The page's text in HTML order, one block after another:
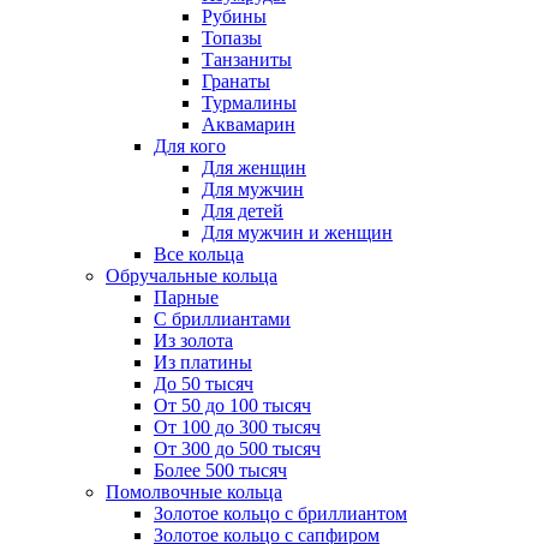
Рубины
Топазы
Танзаниты
Гранаты
Турмалины
Аквамарин
Для кого
Для женщин
Для мужчин
Для детей
Для мужчин и женщин
Все кольца
Обручальные кольца
Парные
С бриллиантами
Из золота
Из платины
До 50 тысяч
От 50 до 100 тысяч
От 100 до 300 тысяч
От 300 до 500 тысяч
Более 500 тысяч
Помолвочные кольца
Золотое кольцо с бриллиантом
Золотое кольцо с сапфиром